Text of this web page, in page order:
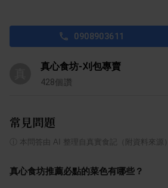
0908903611
真心食坊-刈包專賣
428個讚
常見問題
本問答由 AI 整理自真實食記（附資料來源）
真心食坊推薦必點的菜色有哪些？